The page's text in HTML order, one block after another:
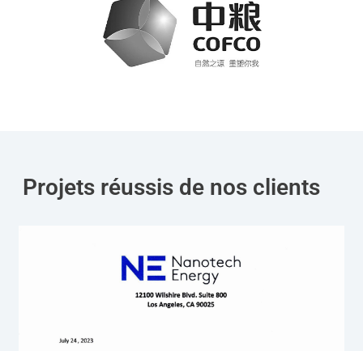
Projets réussis de nos clients